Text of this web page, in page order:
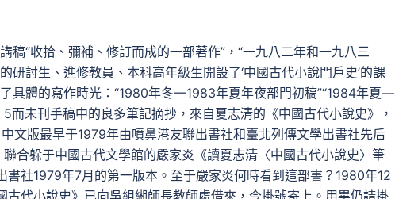
稿“收拾、彌補、修訂而成的一部著作”，“一九八二年和一九八三
討生、進修教員、本科高年級生開設了‘中國古代小說門戶史’的課
具體的寫作時光：“1980年冬—1983年夏年夜部門初稿”“1984年夏—
而未刊手稿中的良多筆記摘抄，來自夏志清的《中國古代小說史》，
文版最早于1979年由噴鼻港友聯出書社和臺北列傳文學出書社先后
合躲于中國古代文學館的嚴家炎《讀夏志清〈中國古代小說史〉筆
社1979年7月的第一版本。至于嚴家炎何時看到這部書？1980年12
代小說史》已向吳組緗師長教師處借來，今掛號寄上。用畢仍請掛